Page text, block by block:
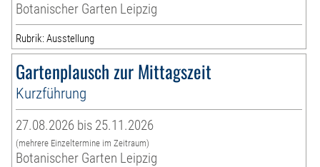
Botanischer Garten Leipzig
Rubrik: Ausstellung
Gartenplausch zur Mittagszeit
Kurzführung
27.08.2026 bis 25.11.2026
(mehrere Einzeltermine im Zeitraum)
Botanischer Garten Leipzig